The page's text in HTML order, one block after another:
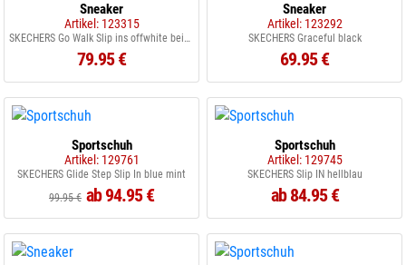
Sneaker
Artikel: 123315
SKECHERS Go Walk Slip ins offwhite beige
79.95 €
Sneaker
Artikel: 123292
SKECHERS Graceful black
69.95 €
Sportschuh
Artikel: 129761
SKECHERS Glide Step Slip In blue mint
99.95 € ab 94.95 €
Sportschuh
Artikel: 129745
SKECHERS Slip IN hellblau
ab 84.95 €